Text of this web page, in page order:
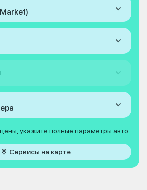
укажите полные параметры авто
Сервисы на карте